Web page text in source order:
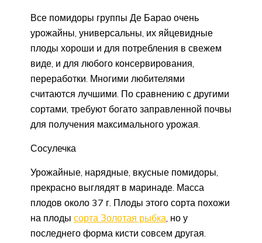
Все помидоры группы Де Барао очень
урожайны, универсальны, их яйцевидные
плоды хороши и для потребления в свежем
виде, и для любого консервирования,
переработки. Многими любителями
считаются лучшими. По сравнению с другими
сортами, требуют богато заправленной почвы
для получения максимального урожая.
Сосулечка
Урожайные, нарядные, вкусные помидоры,
прекрасно выглядят в маринаде. Масса
плодов около 37 г. Плоды этого сорта похожи
на плоды сорта Золотая рыбка , но у
последнего форма кисти совсем другая.